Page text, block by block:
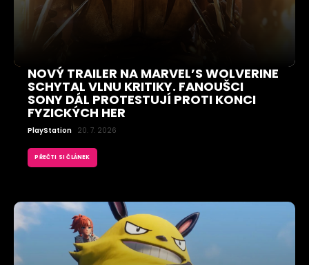
NOVÝ TRAILER NA MARVEL’S WOLVERINE
SCHYTAL VLNU KRITIKY. FANOUŠCI
SONY DÁL PROTESTUJÍ PROTI KONCI
FYZICKÝCH HER
PlayStation 20. 7. 2026
PŘEČTI SI ČLÁNEK